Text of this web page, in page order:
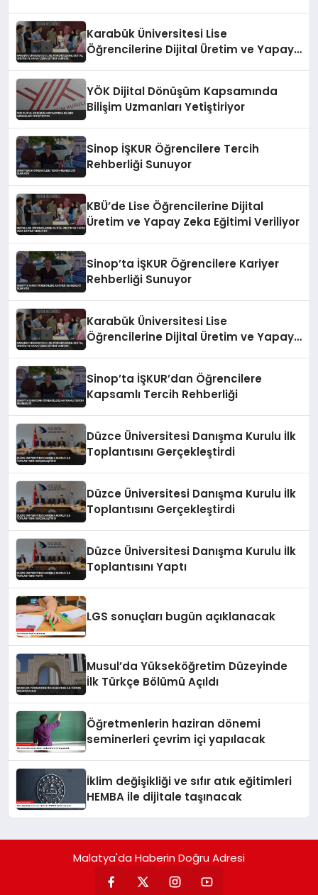
Karabük Üniversitesi Lise
Öğrencilerine Dijital Üretim ve Yapay
YÖK Dijital Dönüşüm Kapsamında
Bilişim Uzmanları Yetiştiriyor
Sinop İŞKUR Öğrencilere Tercih
Rehberliği Sunuyor
KBÜ’de Lise Öğrencilerine Dijital
Üretim ve Yapay Zeka Eğitimi Veriliyor
Sinop’ta İŞKUR Öğrencilere Kariyer
Rehberliği Sunuyor
Karabük Üniversitesi Lise
Öğrencilerine Dijital Üretim ve Yapay
Sinop’ta İŞKUR’dan Öğrencilere
Kapsamlı Tercih Rehberliği
Düzce Üniversitesi Danışma Kurulu İlk
Toplantısını Gerçekleştirdi
Düzce Üniversitesi Danışma Kurulu İlk
Toplantısını Gerçekleştirdi
Düzce Üniversitesi Danışma Kurulu İlk
Toplantısını Yaptı
LGS sonuçları bugün açıklanacak
Musul’da Yükseköğretim Düzeyinde
İlk Türkçe Bölümü Açıldı
Öğretmenlerin haziran dönemi
seminerleri çevrim içi yapılacak
İklim değişikliği ve sıfır atık eğitimleri
HEMBA ile dijitale taşınacak
Malatya'da Haberin Doğru Adresi